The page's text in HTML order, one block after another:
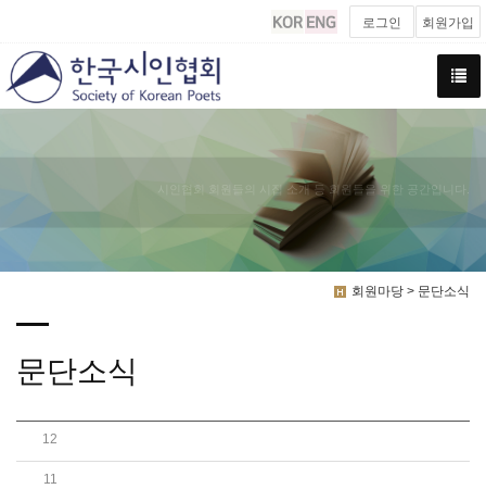
로그인 회원가입
시인협회 회원들의 시집 소개 등 회원들을 위한 공간입니다.
회원마당 > 문단소식
문단소식
12
11